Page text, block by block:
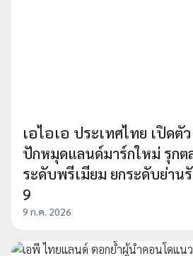
เอไอเอ ประเทศไทย เปิดตั
ปักหมุดแลนด์มาร์กใหม่ รุก
ระดับพรีเมียม ยกระดับย่าน
9
9 ก.ค. 2026